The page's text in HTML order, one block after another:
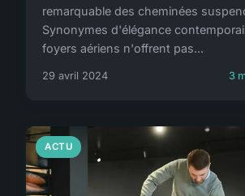
remarquable des cheminées
Synonymes d'élégance
foyers aériens n'offrent pas...
29 avril 2024 3
ACTU